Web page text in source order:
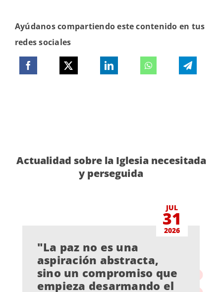
Ayúdanos compartiendo este contenido en tus
redes sociales
Actualidad sobre la Iglesia necesitada
y perseguida
JUL
31
2026
"La paz no es una
aspiración abstracta,
sino un compromiso que
empieza desarmando el